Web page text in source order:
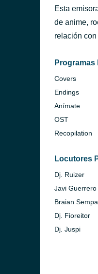
Esta
de anime,
relación
Programas
Covers
Endings
Anímate
OST
Recopilation
Locutores
Dj. Ruizer
Javi Guerrero
Braian
Dj. Fioreitor
Dj. Juspi